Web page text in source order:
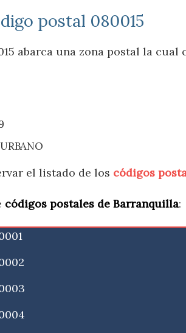
postal 080015
abarca una zona postal la
el listado de los códigos
códigos postales de Barranquilla: